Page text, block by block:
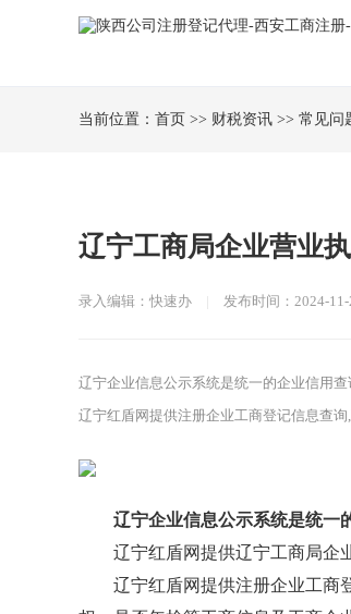
当前位置： 首页 >> 财税资讯 >> 常见问
辽宁工商局企业营业
录入编辑：快速办 发布时间：2024-11-
辽宁企业信息公示系统是统一的企业信用
辽宁红盾网提供注册企业工商登记信息查
辽宁企业信息公示系统是统一
辽宁红盾网提供辽宁工商局企
辽宁红盾网提供注册企业工商